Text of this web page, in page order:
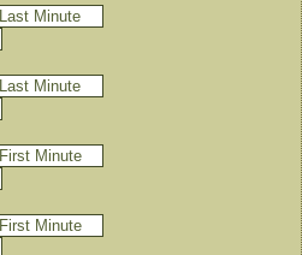
Last Minute
Last Minute
First Minute
First Minute